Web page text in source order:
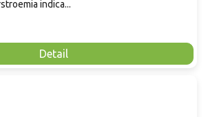
Detail
indica...